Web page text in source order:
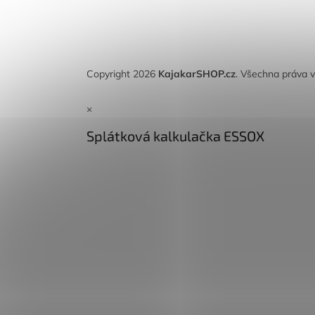
Copyright 2026 KajakarSHOP.cz. Všechna práva
×
Splátková kalkulačka ESSOX